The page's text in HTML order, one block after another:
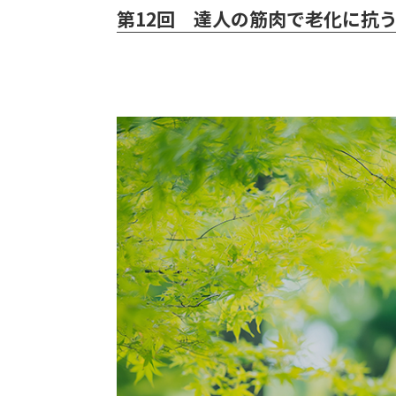
第12回 達人の筋肉で老化に抗